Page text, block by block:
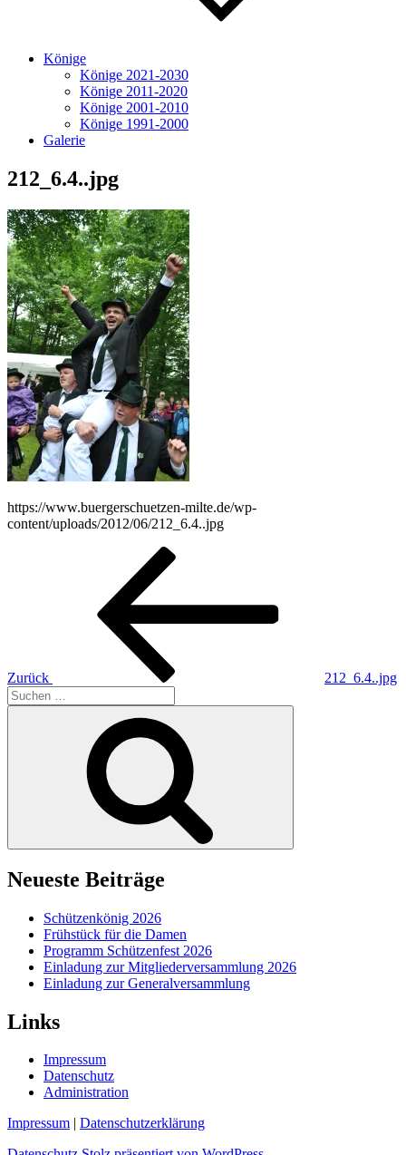
Könige
Könige 2021-2030
Könige 2011-2020
Könige 2001-2010
Könige 1991-2000
Galerie
212_6.4..jpg
https://www.buergerschuetzen-milte.de/wp-
content/uploads/2012/06/212_6.4..jpg
Beitragsnavigation
Zurück
212_6.4..jpg
Suchen
nach:
Neueste Beiträge
Schützenkönig 2026
Frühstück für die Damen
Programm Schützenfest 2026
Einladung zur Mitgliederversammlung 2026
Einladung zur Generalversammlung
Links
Impressum
Datenschutz
Administration
Impressum | Datenschutzerklärung